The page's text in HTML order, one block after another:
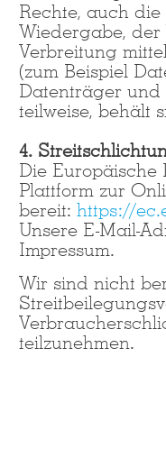
Rechte, auch
Wiedergabe,
Verbreitung
(zum Beispiel
Datenträger und
teilweise, behält
4.
Die Europäische
Plattform zur
bereit: https://
Unsere E-Mail-
Impressum.
Wir sind nicht
teilzunehmen.